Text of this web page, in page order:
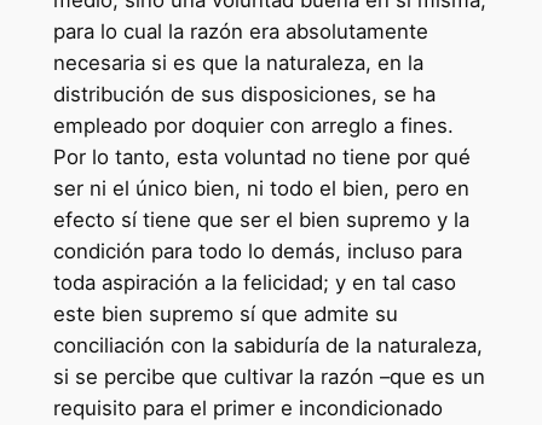
para lo cual la razón era absolutamente
necesaria si es que la naturaleza, en la
distribución de sus disposiciones, se ha
empleado por doquier con arreglo a fines.
Por lo tanto, esta voluntad no tiene por qué
ser ni el único bien, ni todo el bien, pero en
efecto sí tiene que ser el bien supremo y la
condición para todo lo demás, incluso para
toda aspiración a la felicidad; y en tal caso
este bien supremo sí que admite su
conciliación con la sabiduría de la naturaleza,
si se percibe que cultivar la razón –que es un
requisito para el primer e incondicionado